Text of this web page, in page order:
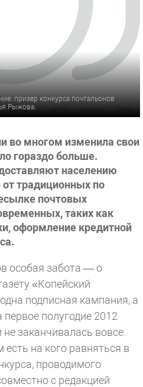
призер конкурса почтальонов
Рыжова.
во многом изменила свои
гораздо больше.
населению
от традиционных по
почтовых
таких как
оформление кредитной
особая забота — о
«Копейский
подписная кампания, а
полугодие 2012
заканчивалась вовсе.
на кого равняться в
проводимого
с редакцией